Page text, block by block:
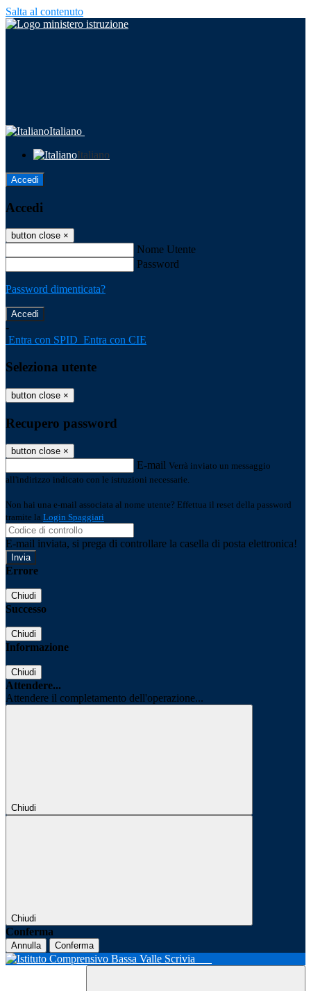
Salta al contenuto
Italiano
Italiano
Accedi
Accedi
button close ×
Nome Utente
Password
Password dimenticata?
-
Entra con SPID Entra con CIE
Seleziona utente
button close ×
Recupero password
button close ×
E-mail Verrà inviato un messaggio
all'indirizzo indicato con le istruzioni necessarie.
Non hai una e-mail associata al nome utente? Effettua il reset della password
tramite la Login Spaggiari
E-mail inviata, si prega di controllare la casella di posta elettronica!
Errore
Chiudi
Successo
Chiudi
Informazione
Chiudi
Attendere...
Attendere il completamento dell'operazione...
Chiudi
Chiudi
Conferma
Annulla Conferma